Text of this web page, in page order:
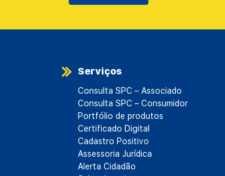
Serviços
Consulta SPC – Associado
Consulta SPC – Consumidor
Portfólio de produtos
Certificado Digital
Cadastro Positivo
Assessoria Jurídica
Alerta Cidadão